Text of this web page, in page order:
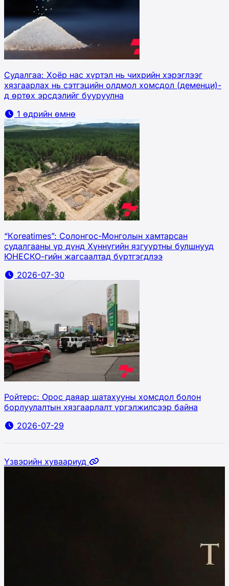
Судалгаа: Хоёр нас хүртэл нь чихрийн хэрэглээг
хязгаарлах нь сэтгэцийн олдмол хомсдол (деменци)-
д өртөх эрсдэлийг бууруулна
1 өдрийн өмнө
“Кoreatimes”: Солонгос-Монголын хамтарсан
судалгааны үр дүнд Хүннүгийн язгууртны булшнууд
ЮНЕСКО-гийн жагсаалтад бүртгэгдлээ
2026-07-30
Ройтерс: Орос даяар шатахууны хомсдол болон
борлуулалтын хязгаарлалт үргэлжилсээр байна
2026-07-29
Үзвэрийн хуваариуд